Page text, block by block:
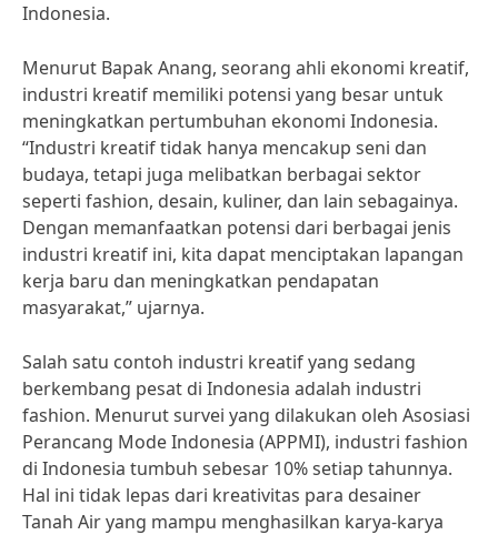
Indonesia.
Menurut Bapak Anang, seorang ahli ekonomi kreatif,
industri kreatif memiliki potensi yang besar untuk
meningkatkan pertumbuhan ekonomi Indonesia.
“Industri kreatif tidak hanya mencakup seni dan
budaya, tetapi juga melibatkan berbagai sektor
seperti fashion, desain, kuliner, dan lain sebagainya.
Dengan memanfaatkan potensi dari berbagai jenis
industri kreatif ini, kita dapat menciptakan lapangan
kerja baru dan meningkatkan pendapatan
masyarakat,” ujarnya.
Salah satu contoh industri kreatif yang sedang
berkembang pesat di Indonesia adalah industri
fashion. Menurut survei yang dilakukan oleh Asosiasi
Perancang Mode Indonesia (APPMI), industri fashion
di Indonesia tumbuh sebesar 10% setiap tahunnya.
Hal ini tidak lepas dari kreativitas para desainer
Tanah Air yang mampu menghasilkan karya-karya